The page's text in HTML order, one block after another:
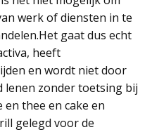
werk of diensten in te
gaat dus echt
heeft
en wordt niet door
lenen zonder toetsing bij
thee en cake en
gelegd voor de